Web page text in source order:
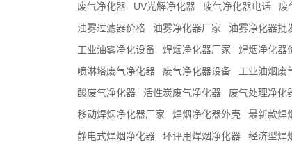
废气净化器
UV光解净化器 废气净化器电话 废
油雾过滤器价格
油雾净化器厂家 油雾净化器批
工业油雾净化设备
焊烟净化器厂家 焊烟净化器
喷淋塔废气净化器
废气净化器设备 工业油烟废
酸废气净化器
活性炭废气净化器 废气处理净化
移动焊烟净化器厂家
焊烟净化器外壳 最新款焊
静电式焊烟净化器
环评用焊烟净化器 经济型焊